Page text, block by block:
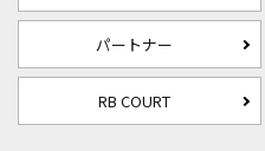
パートナー
RB COURT